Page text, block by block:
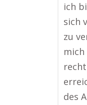
ich
sich
zu
des